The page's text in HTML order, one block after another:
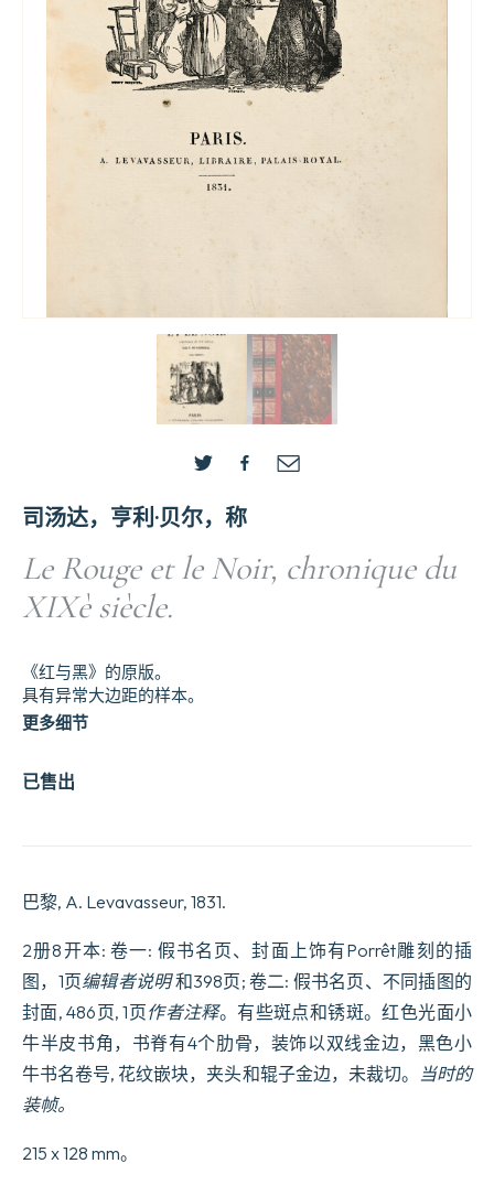
司汤达，亨利·贝尔，称
Le Rouge et le Noir, chronique du
XIXè siècle.
已售出
《红与黑》的原版。
具有异常大边距的样本。
更多细节
巴黎, A. Levavasseur, 1831.
2册8开本: 卷一: 假书名页、封面上饰有Porrêt雕刻的插
图，1页编辑者说明和398页; 卷二: 假书名页、不同插图的
封面, 486页, 1页作者注释。有些斑点和锈斑。红色光面小
牛半皮书角，书脊有4个肋骨，装饰以双线金边，黑色小
牛书名卷号, 花纹嵌块，夹头和辊子金边，未裁切。
当时的
装帧。
215 x 128 mm。